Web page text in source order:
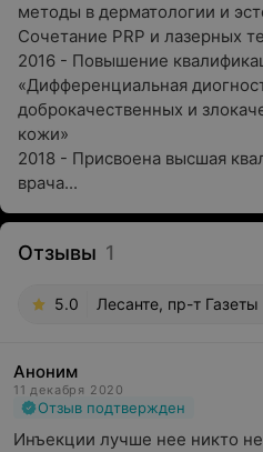
методы в дерматологии и
Сочетание PRP и лазерных
2016 - Повышение
«Дифференциальная
доброкачественных и
кожи»
2018 - Присвоена высшая
врача...
Отзывы 1
5.0 Лесанте, пр-т
Аноним
11 декабря 2020
Отзыв подтвержден
Инъекции лучше нее никто